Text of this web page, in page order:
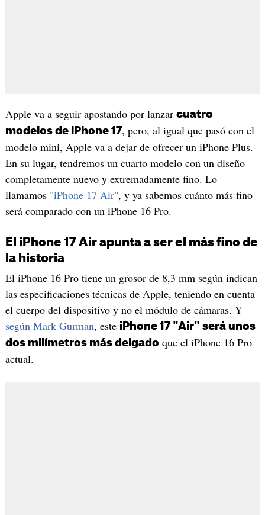
Apple va a seguir apostando por lanzar cuatro
modelos de iPhone 17, pero, al igual que pasó con el
modelo mini, Apple va a dejar de ofrecer un iPhone Plus.
En su lugar, tendremos un cuarto modelo con un diseño
completamente nuevo y extremadamente fino. Lo
llamamos "iPhone 17 Air", y ya sabemos cuánto más fino
será comparado con un iPhone 16 Pro.
El iPhone 17 Air apunta a ser el más fino de
la historia
El iPhone 16 Pro tiene un grosor de 8,3 mm según indican
las especificaciones técnicas de Apple, teniendo en cuenta
el cuerpo del dispositivo y no el módulo de cámaras. Y
según Mark Gurman, este iPhone 17 "Air" será unos
dos milímetros más delgado que el iPhone 16 Pro
actual.